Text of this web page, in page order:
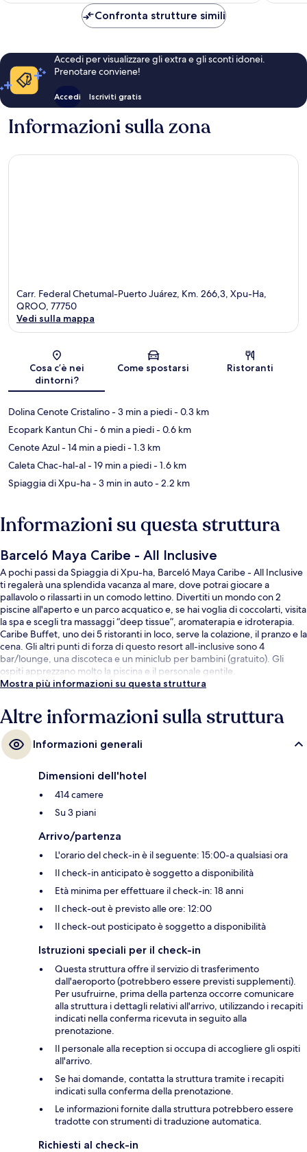
261 €
Confronta strutture simili
Accedi per visualizzare gli extra e gli sconti idonei.
Prenotare conviene!
Accedi Iscriviti gratis
Informazioni sulla zona
Carr. Federal Chetumal-Puerto Juárez, Km. 266,3, Xpu-Ha,
QROO, 77750
Vedi sulla mappa
Cosa c’è nei
dintorni?
Come spostarsi Ristoranti
Dolina Cenote Cristalino- 3 min a piedi- 0.3 km
Ecopark Kantun Chi- 6 min a piedi- 0.6 km
Cenote Azul- 14 min a piedi- 1.3 km
Caleta Chac-hal-al- 19 min a piedi- 1.6 km
Spiaggia di Xpu-ha- 3 min in auto- 2.2 km
Informazioni su questa struttura
Barceló Maya Caribe - All Inclusive
A pochi passi da Spiaggia di Xpu-ha, Barceló Maya Caribe - All Inclusive
ti regalerà una splendida vacanza al mare, dove potrai giocare a
pallavolo o rilassarti in un comodo lettino. Divertiti un mondo con 2
piscine all'aperto e un parco acquatico e, se hai voglia di coccolarti, visita
la spa e scegli tra massaggi “deep tissue”, aromaterapia e idroterapia.
Caribe Buffet, uno dei 5 ristoranti in loco, serve la colazione, il pranzo e la
cena. Gli altri punti di forza di questo resort all-inclusive sono 4
bar/lounge, una discoteca e un miniclub per bambini (gratuito). Gli
ospiti apprezzano molto la piscina e il personale gentile.
Mostra più informazioni su questa struttura
Altre informazioni sulla struttura
Informazioni generali
Dimensioni dell'hotel
414 camere
Su 3 piani
Arrivo/partenza
L'orario del check-in è il seguente: 15:00-a qualsiasi ora
Il check-in anticipato è soggetto a disponibilità
Età minima per effettuare il check-in: 18 anni
Il check-out è previsto alle ore: 12:00
Il check-out posticipato è soggetto a disponibilità
Istruzioni speciali per il check-in
Questa struttura offre il servizio di trasferimento
dall'aeroporto (potrebbero essere previsti supplementi).
Per usufruirne, prima della partenza occorre comunicare
alla struttura i dettagli relativi all'arrivo, utilizzando i recapiti
indicati nella conferma ricevuta in seguito alla
prenotazione.
Il personale alla reception si occupa di accogliere gli ospiti
all'arrivo.
Se hai domande, contatta la struttura tramite i recapiti
indicati sulla conferma della prenotazione.
Le informazioni fornite dalla struttura potrebbero essere
tradotte con strumenti di traduzione automatica.
Richiesti al check-in